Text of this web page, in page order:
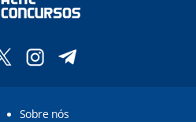
Sobre nós